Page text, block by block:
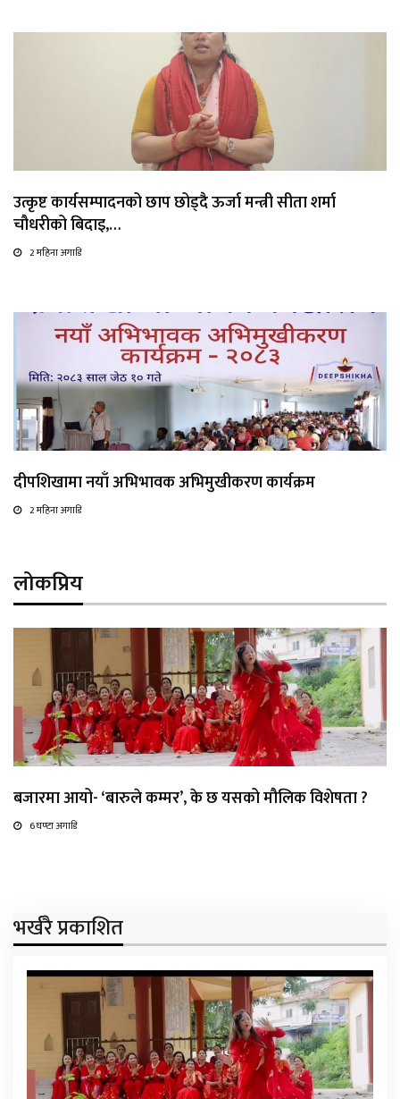
उत्कृष्ट कार्यसम्पादनको छाप छोड्दै ऊर्जा मन्त्री सीता शर्मा
चौधरीको बिदाइ,…
2 महिना अगाडि
दीपशिखामा नयाँ अभिभावक अभिमुखीकरण कार्यक्रम
2 महिना अगाडि
लोकप्रिय
बजारमा आयो- ‘बारुले कम्मर’, के छ यसको मौलिक विशेषता ?
6 घण्टा अगाडि
भर्खरै प्रकाशित